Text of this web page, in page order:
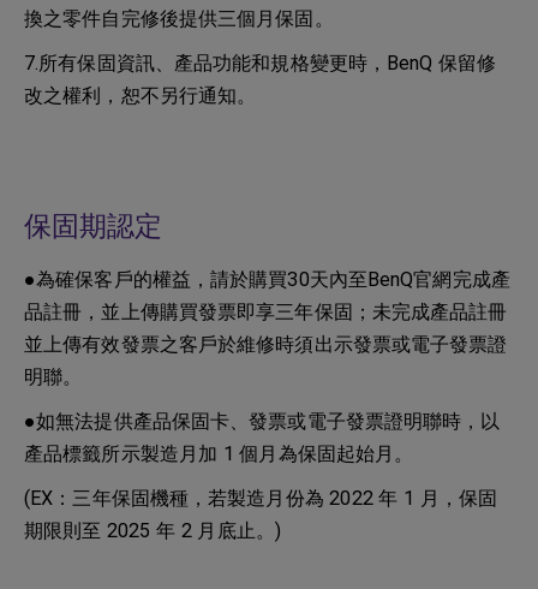
換之零件自完修後提供三個月保固。
7.所有保固資訊、產品功能和規格變更時，BenQ 保留修
改之權利，恕不另行通知。
保固期認定
●為確保客戶的權益，請於購買30天內至BenQ官網完成產
品註冊，並上傳購買發票即享三年保固；未完成產品註冊
並上傳有效發票之客戶於維修時須出示發票或電子發票證
明聯。
●如無法提供產品保固卡、發票或電子發票證明聯時，以
產品標籤所示製造月加 1 個月為保固起始月。
(EX：三年保固機種，若製造月份為 2022 年 1 月，保固
期限則至 2025 年 2 月底止。)